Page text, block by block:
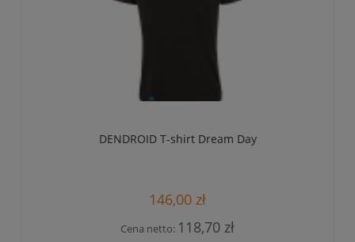
DENDROID T-shirt Dream Day
146,00 zł
Cena netto: 118,70 zł